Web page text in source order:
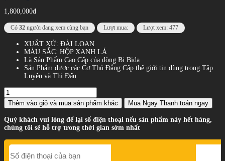
1,800,000đ
Có 32 người đang xem cùng bạn Lượt mua: Lượt xem: 477
XUẤT XỨ: ĐÀI LOAN
MÀU SẮC: HỘP XANH LÁ
Là Sản Phẩm Cao Cấp của dòng Bi Bida
Sản Phẩm được các Cơ Thủ Đẳng Cấp thế giới tin dùng trong Tập
Luyện và Thi Đấu
Thêm vào giỏ và mua sản phẩm khác Mua Ngay Thanh toán ngay
Quý khách vui lòng để lại số điện thoại nếu sản phẩm này hết hàng,
chúng tôi sẽ hỗ trợ trong thời gian sớm nhất